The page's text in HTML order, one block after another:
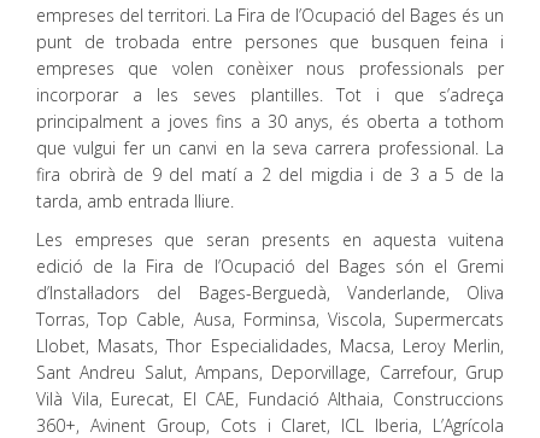
empreses del territori. La Fira de l’Ocupació del Bages és un
punt de trobada entre persones que busquen feina i
empreses que volen conèixer nous professionals per
incorporar a les seves plantilles. Tot i que s’adreça
principalment a joves fins a 30 anys, és oberta a tothom
que vulgui fer un canvi en la seva carrera professional. La
fira obrirà de 9 del matí a 2 del migdia i de 3 a 5 de la
tarda, amb entrada lliure.
Les empreses que seran presents en aquesta vuitena
edició de la Fira de l’Ocupació del Bages són el Gremi
d’Instal·ladors del Bages-Berguedà, Vanderlande, Oliva
Torras, Top Cable, Ausa, Forminsa, Viscola, Supermercats
Llobet, Masats, Thor Especialidades, Macsa, Leroy Merlin,
Sant Andreu Salut, Ampans, Deporvillage, Carrefour, Grup
Vilà Vila, Eurecat, El CAE, Fundació Althaia, Construccions
360+, Avinent Group, Cots i Claret, ICL Iberia, L’Agrícola